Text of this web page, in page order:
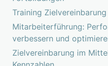
Training
Mitarbeiterführung:
verbessern und
Zielvereinbarung im